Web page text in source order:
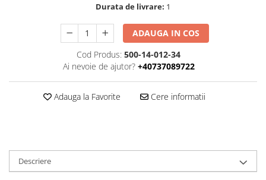
Durata de livrare: 1
ADAUGA IN COS
Cod Produs: 500-14-012-34
Ai nevoie de ajutor? +40737089722
Adauga la Favorite Cere informatii
Descriere